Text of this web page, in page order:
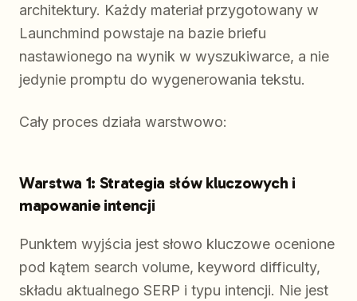
architektury. Każdy materiał przygotowany w
Launchmind powstaje na bazie briefu
nastawionego na wynik w wyszukiwarce, a nie
jedynie promptu do wygenerowania tekstu.
Cały proces działa warstwowo:
Warstwa 1: Strategia słów kluczowych i
mapowanie intencji
Punktem wyjścia jest słowo kluczowe ocenione
pod kątem search volume, keyword difficulty,
składu aktualnego SERP i typu intencji. Nie jest